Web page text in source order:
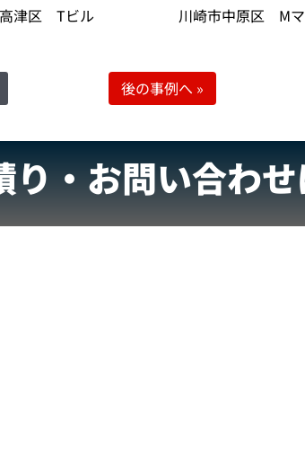
津区 Tビル 川崎市中原区 M
後の事例へ »
り・お問い合わ